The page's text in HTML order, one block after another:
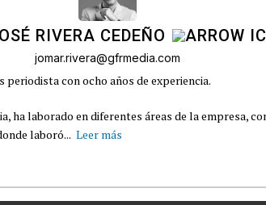
RIVERA CEDEÑO
jomar.rivera@gfrmedia.com
periodista con ocho años de experiencia.
ha laborado en diferentes áreas de la empresa,
laboró... Leer más